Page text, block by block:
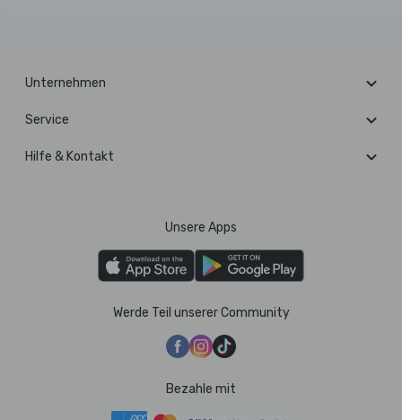
Unternehmen
Service
Hilfe & Kontakt
Unsere Apps
Werde Teil unserer Community
Bezahle mit